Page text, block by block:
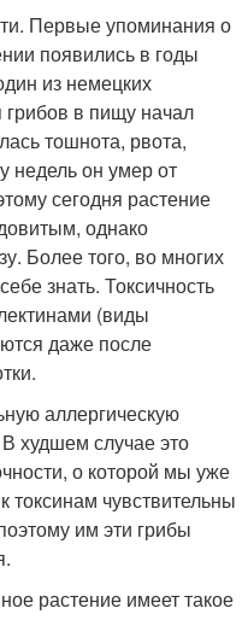
Первые упоминания о
появились в годы
из немецких
грибов в пищу начал
тошнота, рвота,
недель он умер от
сегодня растение
однако
Более того, во многих
знать. Токсичность
(виды
даже после
аллергическую
худшем случае это
о которой мы уже
чувствительны
им эти грибы
растение имеет такое